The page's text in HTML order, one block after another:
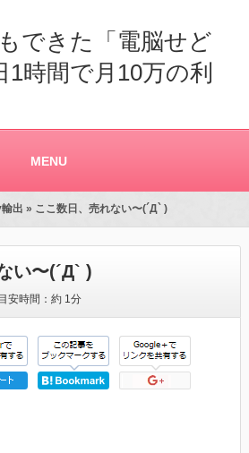
できた「電脳せど
1時間で月10万の利
MENU
出 » ここ数日、売れない〜(´Д` )
い〜(´Д` )
目安時間：約 1分